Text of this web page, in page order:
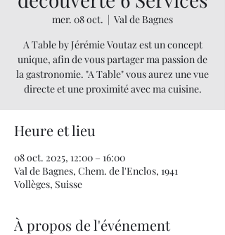
mer. 08 oct.
  |
Val de Bagnes
A Table by Jérémie Voutaz est un concept
unique, afin de vous partager ma passion de
la gastronomie. "A Table" vous aurez une vue
directe et une proximité avec ma cuisine.
Heure et lieu
08 oct. 2025, 12:00 – 16:00
Val de Bagnes, Chem. de l'Enclos, 1941
Vollèges, Suisse
À propos de l'événement